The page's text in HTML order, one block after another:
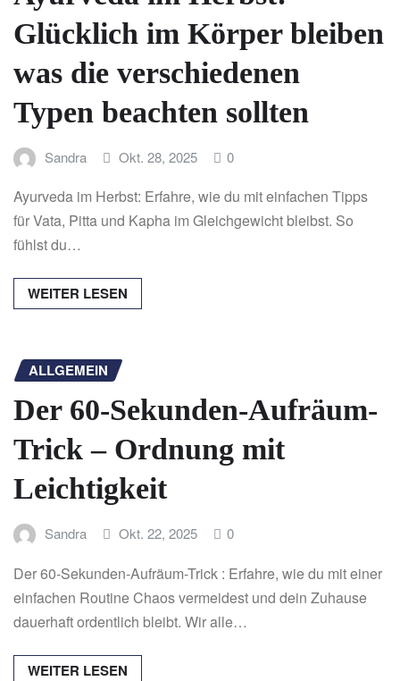
Glücklich im Körper bleiben
was die verschiedenen
Typen beachten sollten
Sandra Okt. 28, 2025 0
Ayurveda im Herbst: Erfahre, wie du mit einfachen Tipps
für Vata, Pitta und Kapha im Gleichgewicht bleibst. So
fühlst du…
WEITER LESEN
ALLGEMEIN
Der 60-Sekunden-Aufräum-
Trick – Ordnung mit
Leichtigkeit
Sandra Okt. 22, 2025 0
Der 60-Sekunden-Aufräum-Trick : Erfahre, wie du mit einer
einfachen Routine Chaos vermeidest und dein Zuhause
dauerhaft ordentlich bleibt. Wir alle…
WEITER LESEN